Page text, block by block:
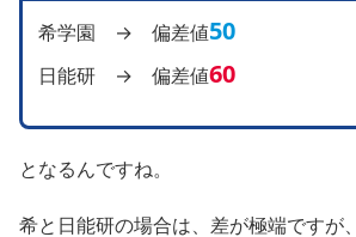
希学園 → 偏差値50
日能研 → 偏差値60
となるんですね。
希と日能研の場合は、差が極端ですが、